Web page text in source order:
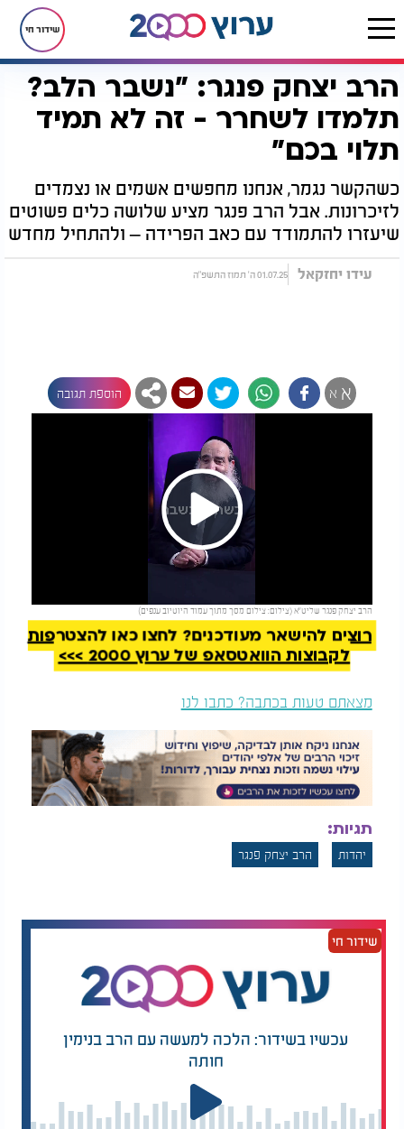
שידור חי
דף הבית יהדות הרב יצחק פנגר: "נשבר הלב? תלמדו לשחרר - זה לא תמיד תלוי בכם"
הרב יצחק פנגר: "נשבר הלב?
תלמדו לשחרר - זה לא תמיד
תלוי בכם"
כשהקשר נגמר, אנחנו מחפשים אשמים או נצמדים
לזיכרונות. אבל הרב פנגר מציע שלושה כלים פשוטים
שיעזרו להתמודד עם כאב הפרידה – ולהתחיל מחדש
עידו יחזקאל 01.07.25 ה' תמוז התשפ"ה
א א הוספת תגובה
Play
Video
הרב יצחק פנגר שליט"א (צילום: צילום מסך מתוך עמוד היוטיוב ענפים)
להמשך קריאה
רוצים להישאר מעודכנים? לחצו כאן להצטרפות
לקבוצות הוואטסאפ של ערוץ 2000 >>>
מצאתם טעות בכתבה? כתבו לנו
תגיות:
יהדות הרב יצחק פנגר
שידור חי
עכשיו בשידור: הלכה למעשה עם הרב בנימין
חותה